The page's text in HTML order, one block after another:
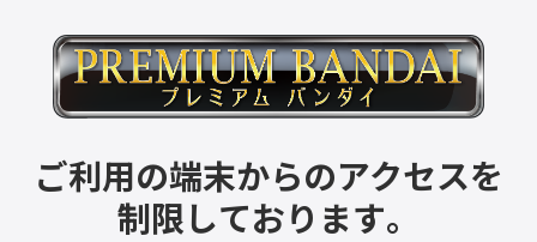
ご利用の端末からのアクセスを
制限しております。